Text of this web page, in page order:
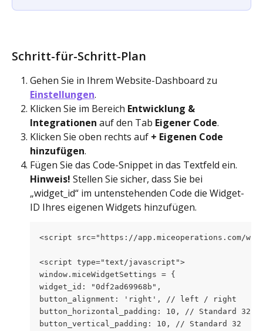
Schritt-für-Schritt-Plan
Gehen Sie in Ihrem Website-Dashboard zu
Einstellungen.
Klicken Sie im Bereich Entwicklung &
Integrationen auf den Tab Eigener Code.
Klicken Sie oben rechts auf + Eigenen Code
hinzufügen.
Fügen Sie das Code-Snippet in das Textfeld ein.
Hinweis! Stellen Sie sicher, dass Sie bei
„widget_id“ im untenstehenden Code die Widget-
ID Ihres eigenen Widgets hinzufügen.
<script src="https://app.miceoperations.com/
<script type="text/javascript">
window.miceWidgetSettings = {
widget_id: "0df2ad69968b",
button_alignment: 'right', // left / right
button_horizontal_padding: 10, // Standard 32
button_vertical_padding: 10, // Standard 32